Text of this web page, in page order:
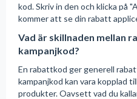
kod. Skriv in den och klicka på
kommer att se din rabatt
Vad är skillnaden mellan
kampanjkod?
En rabattkod ger generell
kampanjkod kan vara kopplad
produkter. Oavsett vad du